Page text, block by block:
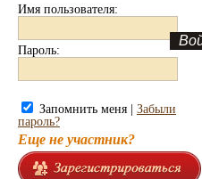
Имя пользователя:
Пароль:
Запомнить меня | Забыли
пароль?
Еще не участник?